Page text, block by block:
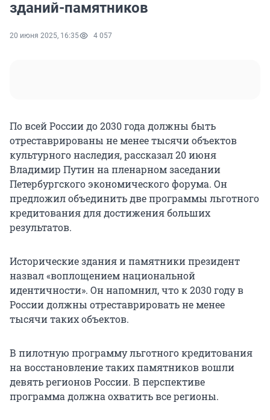
зданий-памятников
20 июня 2025, 16:35 4 057
По всей России до 2030 года должны быть
отреставрированы не менее тысячи объектов
культурного наследия, рассказал 20 июня
Владимир Путин на пленарном заседании
Петербургского экономического форума. Он
предложил объединить две программы льготного
кредитования для достижения больших
результатов.
Исторические здания и памятники президент
назвал «воплощением национальной
идентичности». Он напомнил, что к 2030 году в
России должны отреставрировать не менее
тысячи таких объектов.
В пилотную программу льготного кредитования
на восстановление таких памятников вошли
девять регионов России. В перспективе
программа должна охватить все регионы.